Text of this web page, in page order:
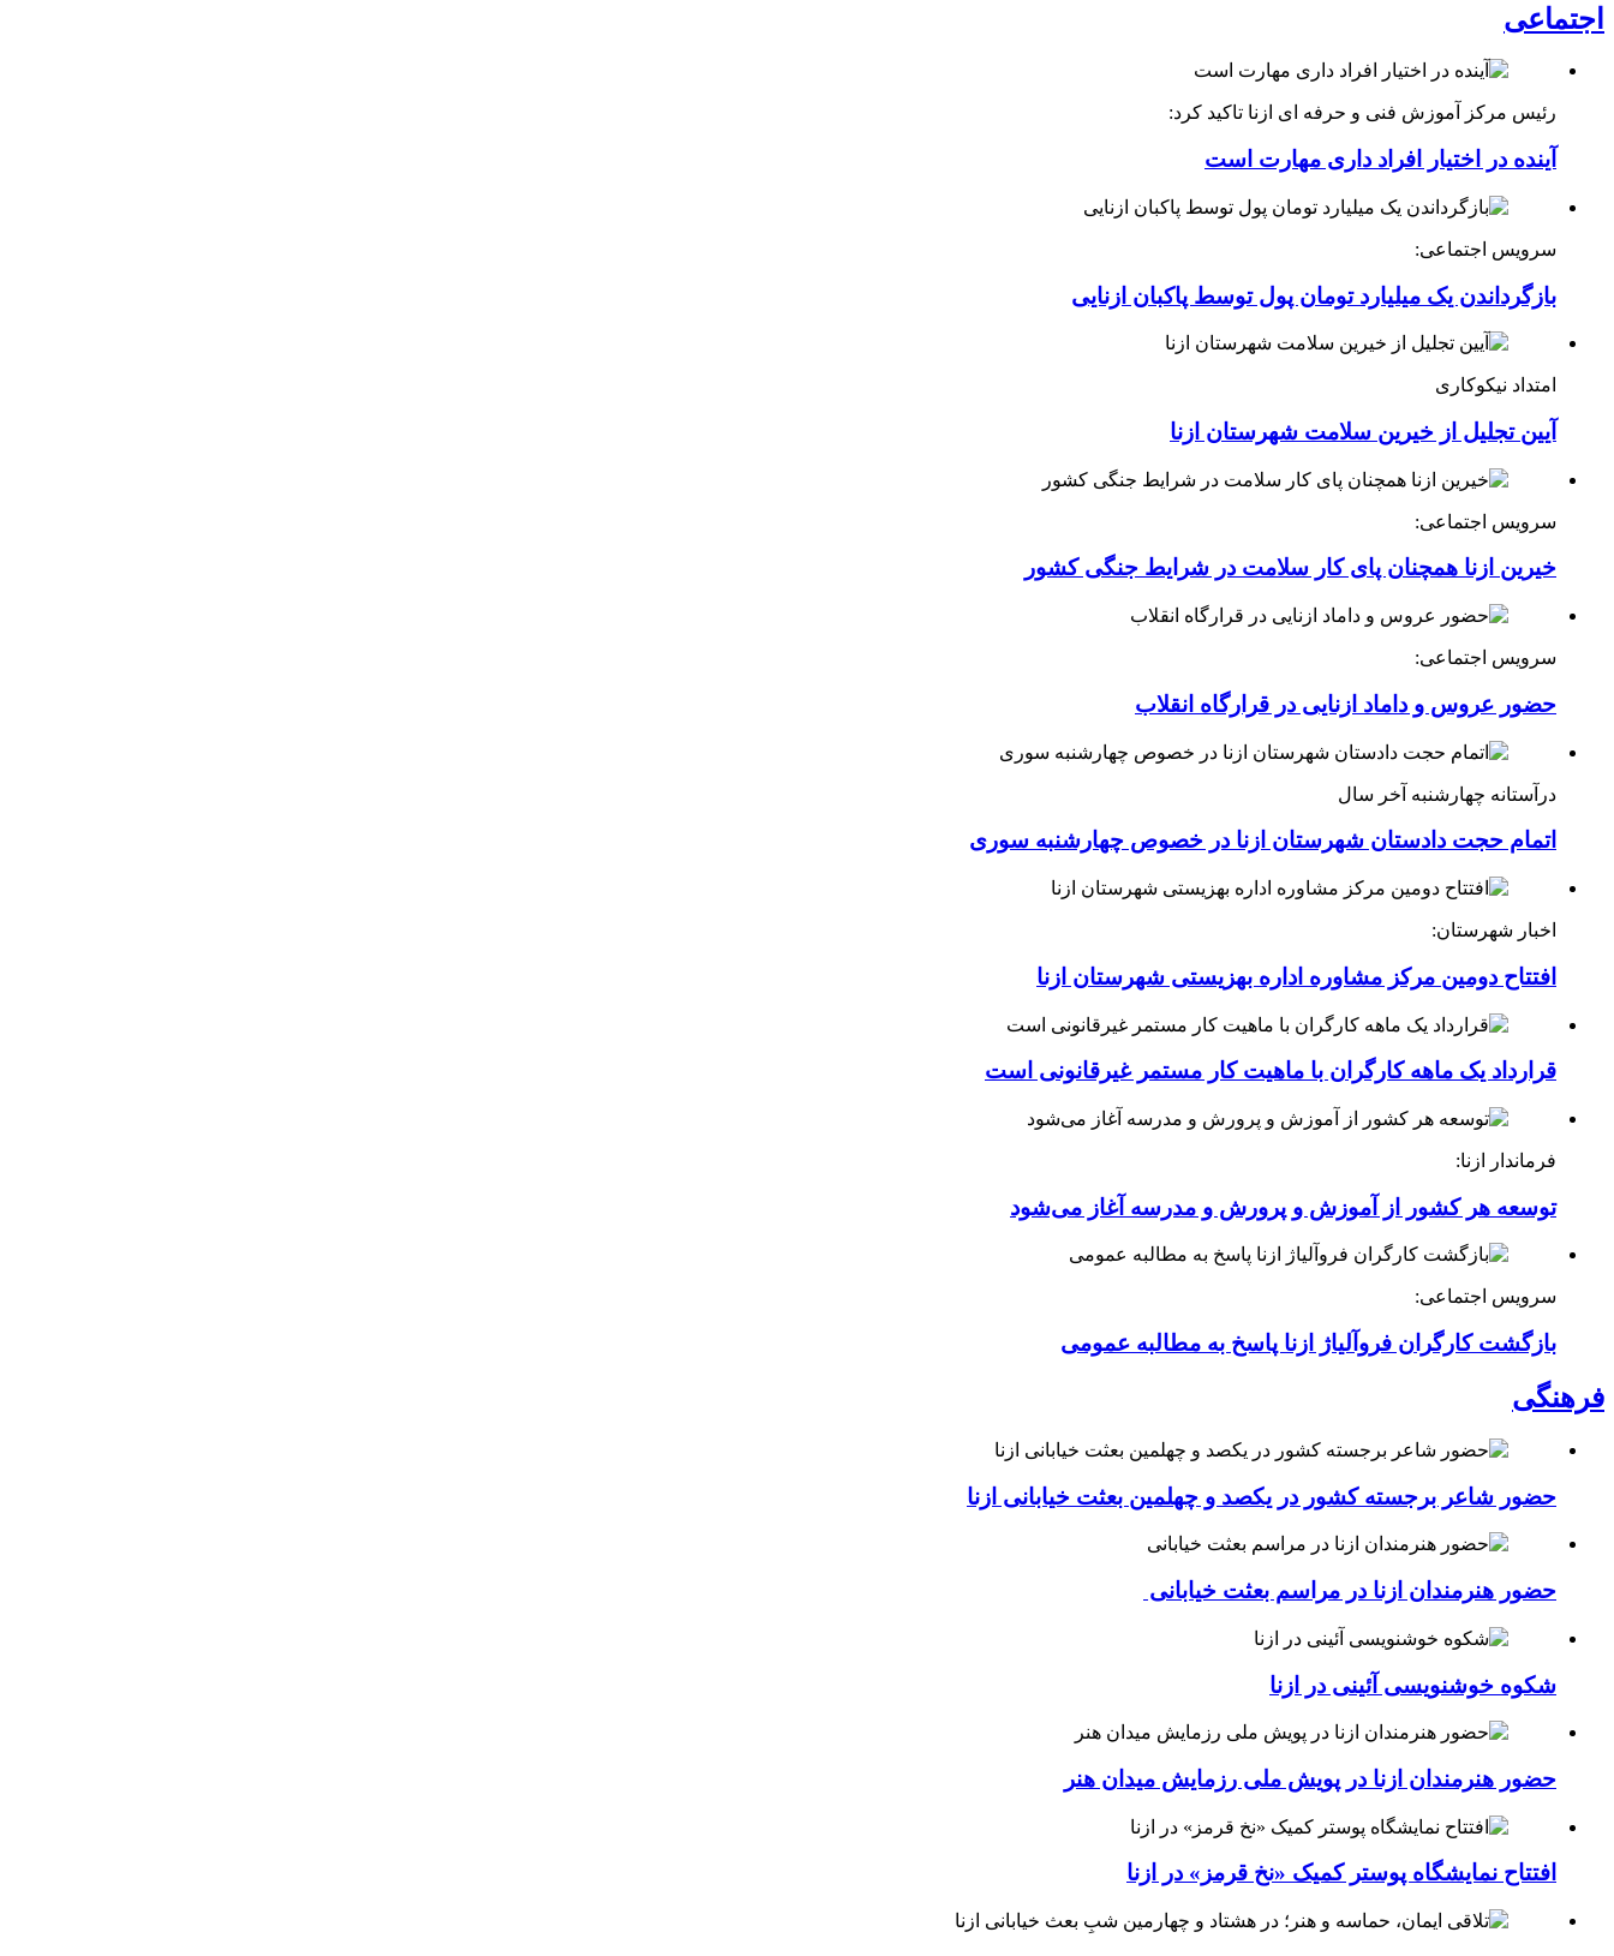
اجتماعی
رئیس مرکز آموزش فنی و حرفه ای ازنا تاکید کرد:
آینده در اختیار افراد داری مهارت است
سرویس اجتماعی:
بازگرداندن یک میلیارد تومان پول توسط پاکبان ازنایی
امتداد نیکوکاری
آیین تجلیل از خیرین سلامت شهرستان ازنا
سرویس اجتماعی:
خیرین ازنا همچنان پای کار سلامت در شرایط جنگی کشور
سرویس اجتماعی:
حضور عروس و داماد ازنایی در قرارگاه انقلاب
درآستانه چهارشنبه آخر سال
اتمام حجت دادستان شهرستان ازنا در خصوص چهارشنبه ‌سوری
اخبار شهرستان:
افتتاح دومین مرکز مشاوره اداره بهزیستی شهرستان ازنا
قرارداد یک ماهه کارگران با ماهیت کار مستمر غیرقانونی است
فرماندار ازنا:
توسعه هر کشور از آموزش و پرورش و مدرسه آغاز می‌شود
سرویس اجتماعی:
بازگشت کارگران فروآلیاژ ازنا پاسخ به مطالبه عمومی
فرهنگی
حضور شاعر برجسته کشور در یکصد و چهلمین بعثت خیابانی ازنا
حضور هنرمندان ازنا در مراسم بعثت خیابانی
شکوه خوشنویسی آئینی در ازنا
حضور هنرمندان ازنا در پویش ملی رزمایش میدان هنر
افتتاح نمایشگاه پوستر کمیک «نخ قرمز» در ازنا